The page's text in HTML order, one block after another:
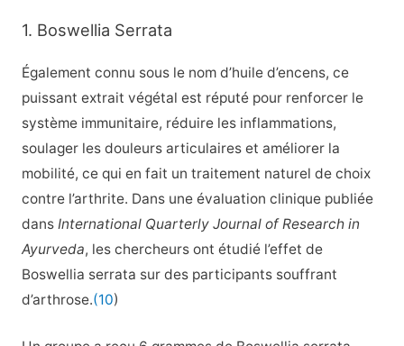
1. Boswellia Serrata
Également connu sous le nom d’huile d’encens, ce
puissant extrait végétal est réputé pour renforcer le
système immunitaire, réduire les inflammations,
soulager les douleurs articulaires et améliorer la
mobilité, ce qui en fait un traitement naturel de choix
contre l’arthrite. Dans une évaluation clinique publiée
dans International Quarterly Journal of Research in
Ayurveda, les chercheurs ont étudié l’effet de
Boswellia serrata sur des participants souffrant
d’arthrose.(10)